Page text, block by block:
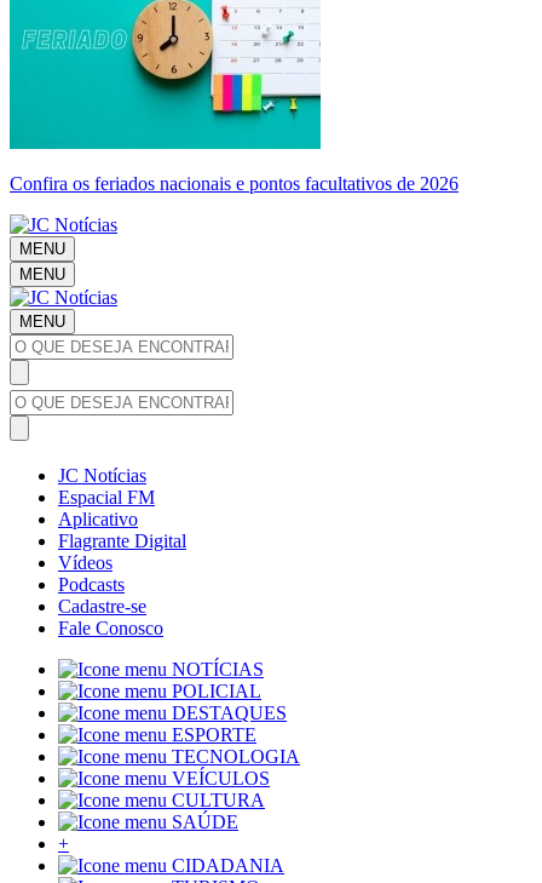
Confira os feriados nacionais e pontos facultativos de 2026
MENU
MENU
MENU
JC Notícias
Espacial FM
Aplicativo
Flagrante Digital
Vídeos
Podcasts
Cadastre-se
Fale Conosco
NOTÍCIAS
POLICIAL
DESTAQUES
ESPORTE
TECNOLOGIA
VEÍCULOS
CULTURA
SAÚDE
+
CIDADANIA